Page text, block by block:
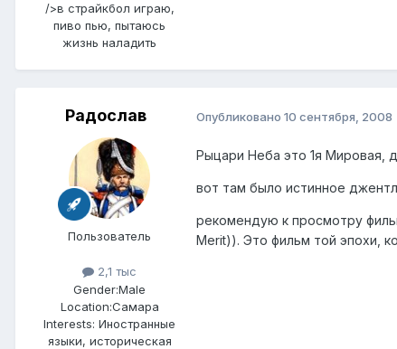
/>в страйкбол играю,
пиво пью, пытаюсь
жизнь наладить
Радослав
Пользователь
2,1 тыс
Gender:Male
Location:Самара
Interests: Иностранные
языки, историческая
Опубликовано 10 сентября, 2008
Рыцари Неба это 1я Мировая,
вот там было истинное
рекомендую к просмотру
Merit)). Это фильм той эпохи,